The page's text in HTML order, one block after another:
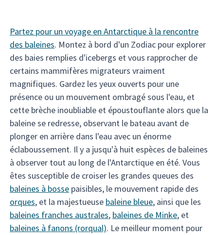
Partez pour un voyage en Antarctique à la rencontre
des baleines. Montez à bord d'un Zodiac pour explorer
des baies remplies d'icebergs et vous rapprocher de
certains mammifères migrateurs vraiment
magnifiques. Gardez les yeux ouverts pour une
présence ou un mouvement ombragé sous l'eau, et
cette brèche inoubliable et époustouflante alors que la
baleine se redresse, observant le bateau avant de
plonger en arrière dans l'eau avec un énorme
éclaboussement. Il y a jusqu'à huit espèces de baleines
à observer tout au long de l'Antarctique en été. Vous
êtes susceptible de croiser les grandes queues des
baleines à bosse paisibles, le mouvement rapide des
orques, et la majestueuse baleine bleue, ainsi que les
baleines franches australes, baleines de Minke, et
baleines à fanons (rorqual). Le meilleur moment pour